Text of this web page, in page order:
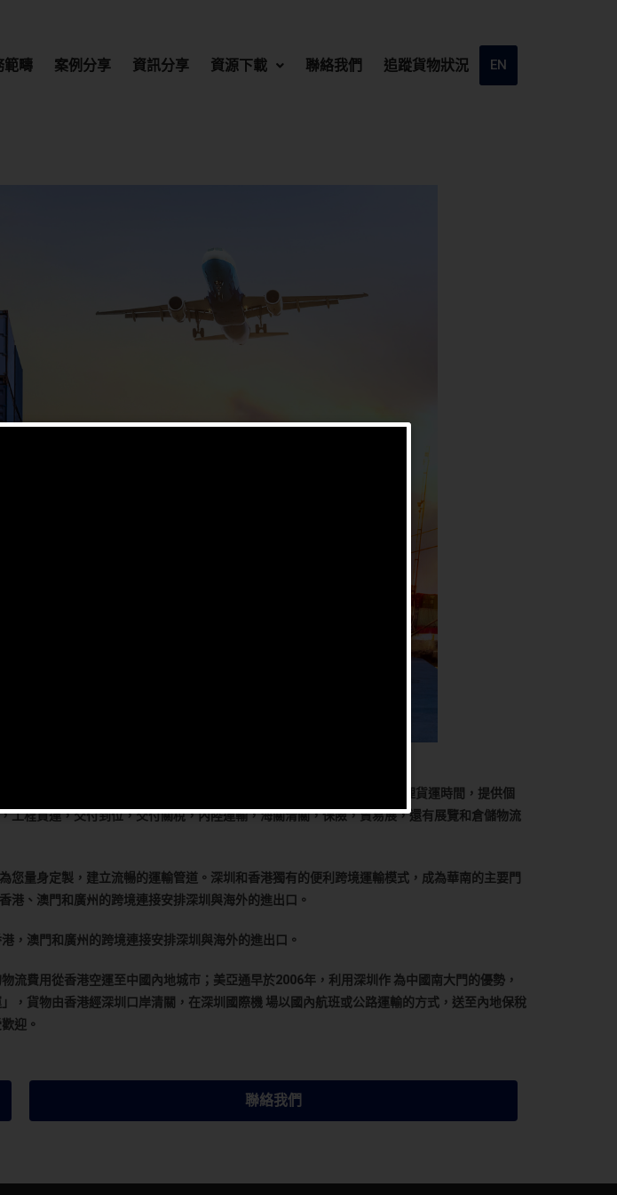
範疇 案例分享 資訊分享 資源下載 聯絡我們 追蹤貨物狀況 EN
全球的物流服務。除了標準的運輸外，我們在客戶的需求基礎上專門管理貨運時間，提供個
程貨運，交付到位，交付關稅，內陸運輸，海關清關，保險，貿易展，還有展覽和倉儲物流
量身定製，建立流暢的運輸管道。深圳和香港獨有的便利跨境運輸模式，成為華南的主要門
港、澳門和廣州的跨境連接安排深圳與海外的進出口。
，澳門和廣州的跨境連接安排深圳與海外的進出口。
費用從香港空運至中國內地城市；美亞通早於2006年，利用深圳作 為中國南大門的優勢，
，貨物由香港經深圳口岸清關，在深圳國際機 場以國內航班或公路運輸的方式，送至內地保稅
迎。
聯絡我們